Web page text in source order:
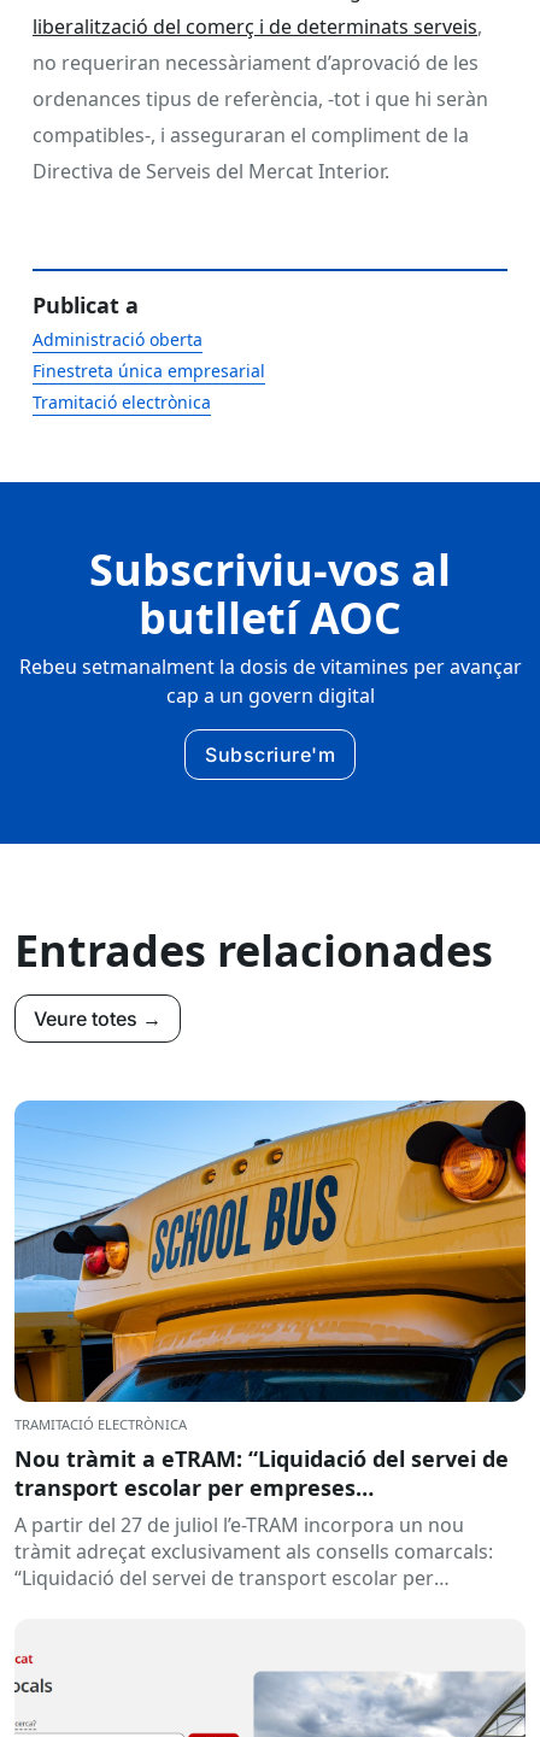
liberalització del comerç i de determinats serveis,
no requeriran necessàriament d’aprovació de les
ordenances tipus de referència, -tot i que hi seràn
compatibles-, i asseguraran el compliment de la
Directiva de Serveis del Mercat Interior.
Publicat a
Administració oberta
Finestreta única empresarial
Tramitació electrònica
Subscriviu-vos al
butlletí AOC
Rebeu setmanalment la dosis de vitamines per avançar
cap a un govern digital
Subscriure'm
Entrades relacionades
Veure totes →
TRAMITACIÓ ELECTRÒNICA
Nou tràmit a eTRAM: “Liquidació del servei de
transport escolar per empreses
concessionàries”
A partir del 27 de juliol l’e-TRAM incorpora un nou
tràmit adreçat exclusivament als consells comarcals:
“Liquidació del servei de transport escolar per